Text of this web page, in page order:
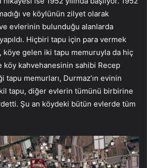
ve köylünün zilyet olarak
evlerinin bulunduğu alanlarda
Hiçbiri tapu için para vermek
köye gelen iki tapu memuruyla da hiç
köy kahvehanesinin sahibi Recep
tapu memurları, Durmaz’ın evinin
tapu, diğer evlerin tümünü birbirine
Şu an köydeki bütün evlerde tüm